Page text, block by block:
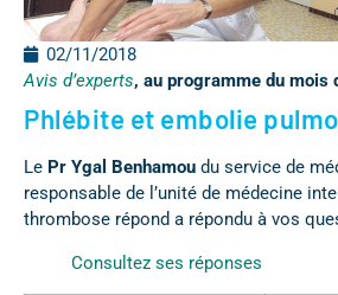
02/11/2018
Avis d’experts, au programme du mois
Phlébite et embolie
Le Pr Ygal Benhamou du service de
responsable de l’unité de médecine
thrombose répond a répondu à vos
Consultez ses réponses